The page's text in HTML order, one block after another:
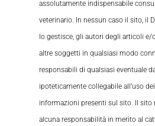
assolutamente indispensabile
veterinario. In nessun caso il sito, il
lo gestisce, gli autori degli articoli e/
altre soggetti in qualsiasi modo
responsabili di qualsiasi eventuale
ipoteticamente collegabile all’uso
informazioni presenti sul sito. Il sito
alcuna responsabilità in merito al